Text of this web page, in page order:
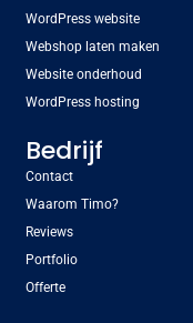
WordPress website
Webshop laten maken
Website onderhoud
WordPress hosting
Bedrijf
Contact
Waarom Timo?
Reviews
Portfolio
Offerte